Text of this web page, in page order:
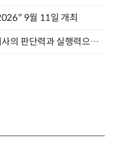
9월 11일 개최
“문서에 묻힌 지식을 꺼내, 회사의 판단력과 실행력으로 바꾸다” (8/20)